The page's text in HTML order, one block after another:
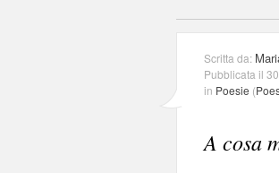
Scritta da:
Pubblicata il
in Poesie (
A cosa